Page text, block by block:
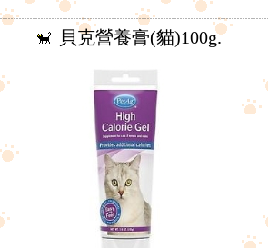
貝克營養膏(貓)100g.